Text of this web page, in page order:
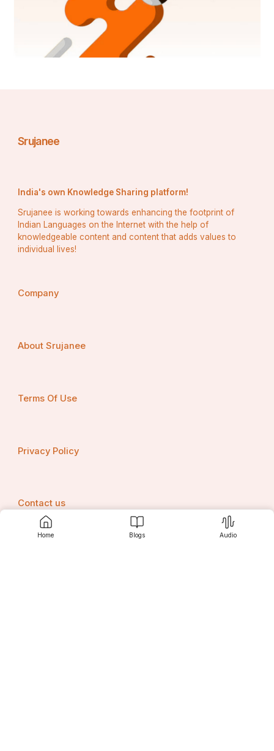
Home Blogs Audio
Srujanee
India's own Knowledge Sharing platform!
Srujanee is working towards enhancing the footprint of
Indian Languages on the Internet with the help of
knowledgeable content and content that adds values to
individual lives!
Company
About Srujanee
Terms Of Use
Privacy Policy
Contact us